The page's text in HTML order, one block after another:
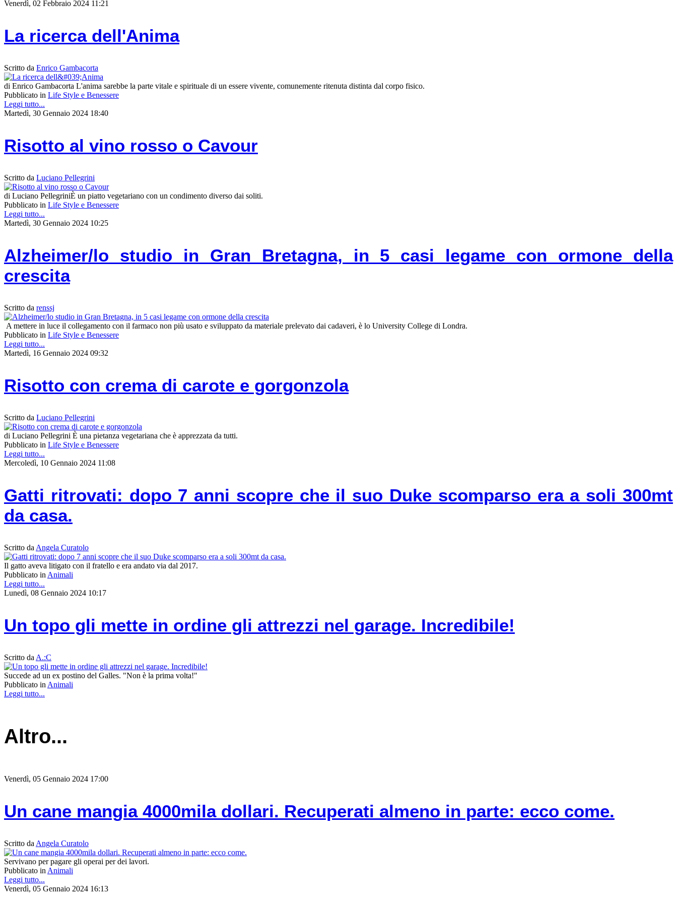
Venerdì, 02 Febbraio 2024 11:21
La ricerca dell'Anima
Scritto da Enrico Gambacorta
di Enrico Gambacorta L'anima sarebbe la parte vitale e spirituale di un essere vivente, comunemente ritenuta distinta dal corpo fisico.
Pubblicato in Life Style e Benessere
Leggi tutto...
Martedì, 30 Gennaio 2024 18:40
Risotto al vino rosso o Cavour
Scritto da Luciano Pellegrini
di Luciano PellegriniÈ un piatto vegetariano con un condimento diverso dai soliti.
Pubblicato in Life Style e Benessere
Leggi tutto...
Martedì, 30 Gennaio 2024 10:25
Alzheimer/lo studio in Gran Bretagna, in 5 casi legame con ormone della
crescita
Scritto da renssj
A mettere in luce il collegamento con il farmaco non più usato e sviluppato da materiale prelevato dai cadaveri, è lo University College di Londra.
Pubblicato in Life Style e Benessere
Leggi tutto...
Martedì, 16 Gennaio 2024 09:32
Risotto con crema di carote e gorgonzola
Scritto da Luciano Pellegrini
di Luciano Pellegrini È una pietanza vegetariana che è apprezzata da tutti.
Pubblicato in Life Style e Benessere
Leggi tutto...
Mercoledì, 10 Gennaio 2024 11:08
Gatti ritrovati: dopo 7 anni scopre che il suo Duke scomparso era a soli 300mt
da casa.
Scritto da Angela Curatolo
Il gatto aveva litigato con il fratello e era andato via dal 2017.
Pubblicato in Animali
Leggi tutto...
Lunedì, 08 Gennaio 2024 10:17
Un topo gli mette in ordine gli attrezzi nel garage. Incredibile!
Scritto da A.:C
Succede ad un ex postino del Galles. "Non è la prima volta!"
Pubblicato in Animali
Leggi tutto...
Altro...
Venerdì, 05 Gennaio 2024 17:00
Un cane mangia 4000mila dollari. Recuperati almeno in parte: ecco come.
Scritto daAngela Curatolo
Servivano per pagare gli operai per dei lavori.
Pubblicato inAnimali
Leggi tutto...
Venerdì, 05 Gennaio 2024 16:13